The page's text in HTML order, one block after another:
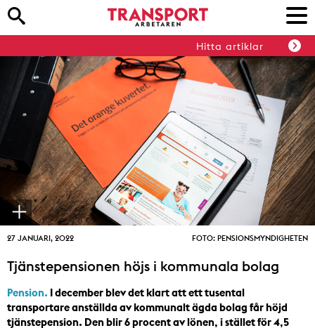
Hitta artiklar
27 JANUARI, 2022 FOTO: PENSIONSMYNDIGHETEN
Tjänstepensionen höjs i kommunala bolag
Pension. I december blev det klart att ett tusental
transportare anställda av kommunalt ägda bolag får höjd
tjänstepension. Den blir 6 procent av lönen, i stället för 4,5